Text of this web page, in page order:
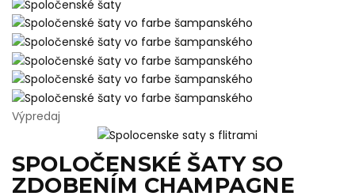
Výpredaj
SPOLOČENSKÉ ŠATY SO
ZDOBENÍM CHAMPAGNE